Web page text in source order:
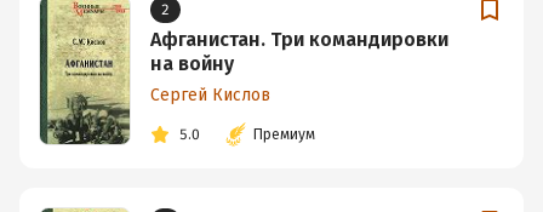
2
Афганистан. Три командировки
на войну
Сергей Кислов
5.0 Премиум